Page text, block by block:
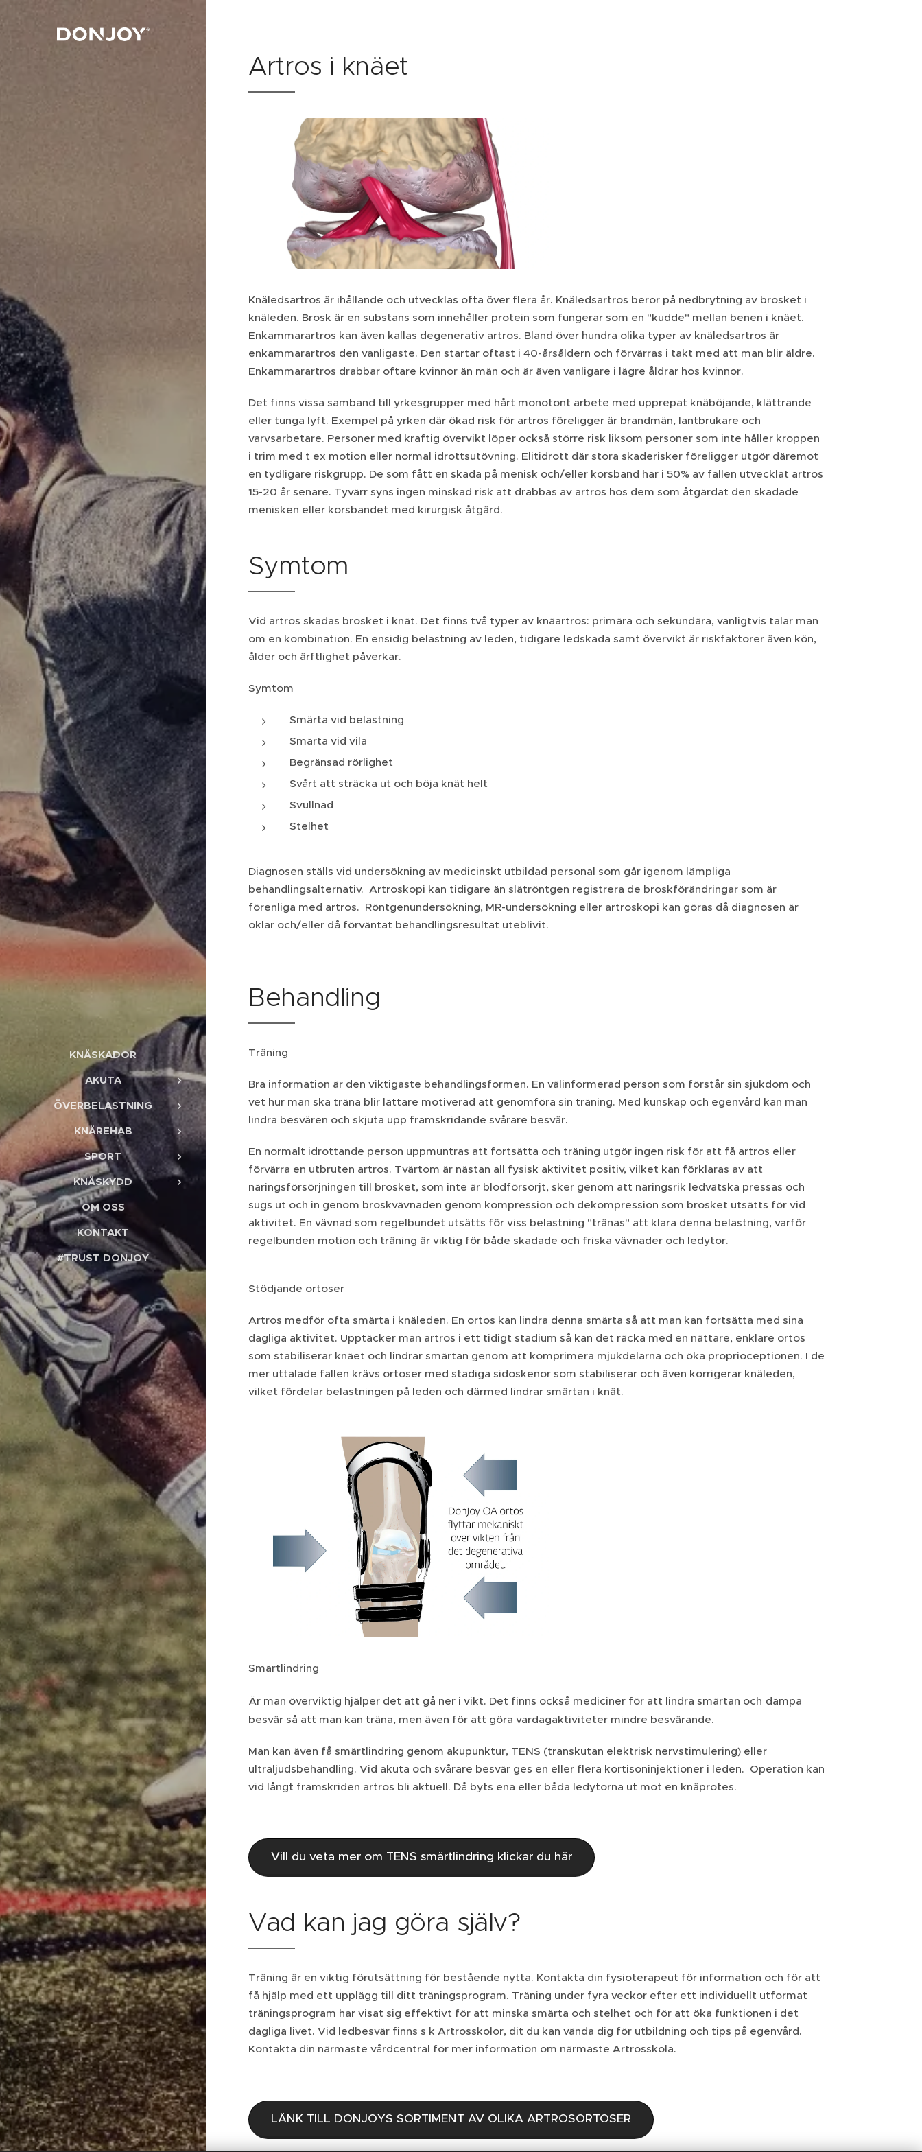
KNÄSKADOR
AKUTA
ÖVERBELASTNING
KNÄREHAB
SPORT
KNÄSKYDD
OM OSS
KONTAKT
#TRUST DONJOY
Artros i knäet
Knäledsartros är ihållande och utvecklas ofta över flera år. Knäledsartros beror på nedbrytning av brosket i
knäleden. Brosk är en substans som innehåller protein som fungerar som en "kudde" mellan benen i knäet.
Enkammarartros kan även kallas degenerativ artros. Bland över hundra olika typer av knäledsartros är
enkammarartros den vanligaste. Den startar oftast i 40-årsåldern och förvärras i takt med att man blir äldre.
Enkammarartros drabbar oftare kvinnor än män och är även vanligare i lägre åldrar hos kvinnor.
Det finns vissa samband till yrkesgrupper med hårt monotont arbete med upprepat knäböjande, klättrande
eller tunga lyft. Exempel på yrken där ökad risk för artros föreligger är brandmän, lantbrukare och
varvsarbetare. Personer med kraftig övervikt löper också större risk liksom personer som inte håller kroppen
i trim med t ex motion eller normal idrottsutövning. Elitidrott där stora skaderisker föreligger utgör däremot
en tydligare riskgrupp. De som fått en skada på menisk och/eller korsband har i 50% av fallen utvecklat artros
15-20 år senare. Tyvärr syns ingen minskad risk att drabbas av artros hos dem som åtgärdat den skadade
menisken eller korsbandet med kirurgisk åtgärd.
Symtom
Vid artros skadas brosket i knät. Det finns två typer av knäartros: primära och sekundära, vanligtvis talar man
om en kombination. En ensidig belastning av leden, tidigare ledskada samt övervikt är riskfaktorer även kön,
ålder och ärftlighet påverkar.
Symtom
Smärta vid belastning
Smärta vid vila
Begränsad rörlighet
Svårt att sträcka ut och böja knät helt
Svullnad
Stelhet
Diagnosen ställs vid undersökning av medicinskt utbildad personal som går igenom lämpliga
behandlingsalternativ. Artroskopi kan tidigare än slätröntgen registrera de broskförändringar som är
förenliga med artros. Röntgenundersökning, MR-undersökning eller artroskopi kan göras då diagnosen är
oklar och/eller då förväntat behandlingsresultat uteblivit.
Behandling
Träning
Bra information är den viktigaste behandlingsformen. En välinformerad person som förstår sin sjukdom och
vet hur man ska träna blir lättare motiverad att genomföra sin träning. Med kunskap och egenvård kan man
lindra besvären och skjuta upp framskridande svårare besvär.
En normalt idrottande person uppmuntras att fortsätta och träning utgör ingen risk för att få artros eller
förvärra en utbruten artros. Tvärtom är nästan all fysisk aktivitet positiv, vilket kan förklaras av att
näringsförsörjningen till brosket, som inte är blodförsörjt, sker genom att näringsrik ledvätska pressas och
sugs ut och in genom broskvävnaden genom kompression och dekompression som brosket utsätts för vid
aktivitet. En vävnad som regelbundet utsätts för viss belastning "tränas" att klara denna belastning, varför
regelbunden motion och träning är viktig för både skadade och friska vävnader och ledytor.
Stödjande ortoser
Artros medför ofta smärta i knäleden. En ortos kan lindra denna smärta så att man kan fortsätta med sina
dagliga aktivitet. Upptäcker man artros i ett tidigt stadium så kan det räcka med en nättare, enklare ortos
som stabiliserar knäet och lindrar smärtan genom att komprimera mjukdelarna och öka proprioceptionen. I de
mer uttalade fallen krävs ortoser med stadiga sidoskenor som stabiliserar och även korrigerar knäleden,
vilket fördelar belastningen på leden och därmed lindrar smärtan i knät.
Smärtlindring
Är man överviktig hjälper det att gå ner i vikt. Det finns också mediciner för att lindra smärtan och dämpa
besvär så att man kan träna, men även för att göra vardagaktiviteter mindre besvärande.
Man kan även få smärtlindring genom akupunktur, TENS (transkutan elektrisk nervstimulering) eller
ultraljudsbehandling. Vid akuta och svårare besvär ges en eller flera kortisoninjektioner i leden. Operation kan
vid långt framskriden artros bli aktuell. Då byts ena eller båda ledytorna ut mot en knäprotes.
Vill du veta mer om TENS smärtlindring klickar du här
Vad kan jag göra själv?
Träning är en viktig förutsättning för bestående nytta. Kontakta din fysioterapeut för information och för att
få hjälp med ett upplägg till ditt träningsprogram. Träning under fyra veckor efter ett individuellt utformat
träningsprogram har visat sig effektivt för att minska smärta och stelhet och för att öka funktionen i det
dagliga livet. Vid ledbesvär finns s k Artrosskolor, dit du kan vända dig för utbildning och tips på egenvård.
Kontakta din närmaste vårdcentral för mer information om närmaste Artrosskola.
LÄNK TILL DONJOYS SORTIMENT AV OLIKA ARTROSORTOSER